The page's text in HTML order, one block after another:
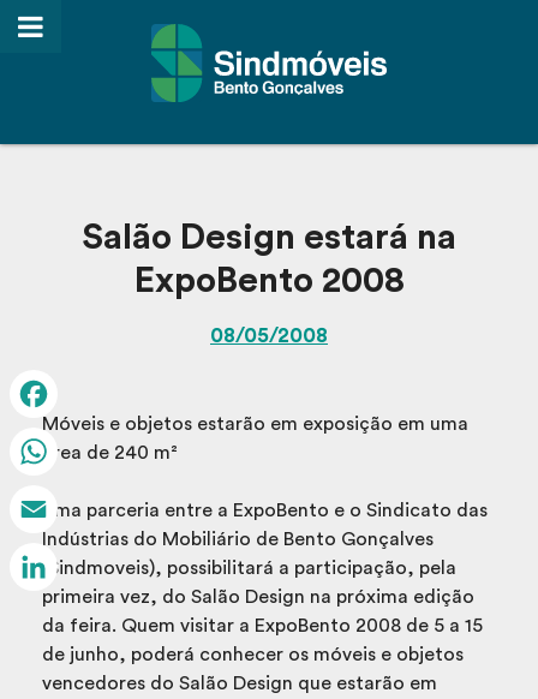
Salão Design estará na
ExpoBento 2008
08/05/2008
Móveis e objetos estarão em exposição em uma
área de 240 m²
Uma parceria entre a ExpoBento e o Sindicato das
Indústrias do Mobiliário de Bento Gonçalves
(Sindmoveis), possibilitará a participação, pela
primeira vez, do Salão Design na próxima edição
da feira. Quem visitar a ExpoBento 2008 de 5 a 15
de junho, poderá conhecer os móveis e objetos
vencedores do Salão Design que estarão em
Facebook
Email
LinkedIn